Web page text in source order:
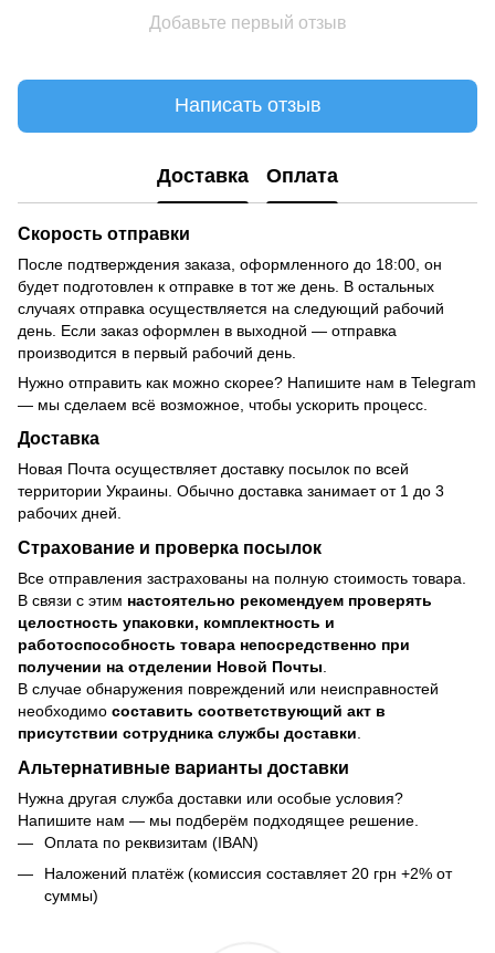
Добавьте первый отзыв
Написать отзыв
Доставка Оплата
Скорость отправки
После подтверждения заказа, оформленного до 18:00, он
будет подготовлен к отправке в тот же день. В остальных
случаях отправка осуществляется на следующий рабочий
день. Если заказ оформлен в выходной — отправка
производится в первый рабочий день.
Нужно отправить как можно скорее? Напишите нам в Telegram
— мы сделаем всё возможное, чтобы ускорить процесс.
Доставка
Новая Почта осуществляет доставку посылок по всей
территории Украины. Обычно доставка занимает от 1 до 3
рабочих дней.
Страхование и проверка посылок
Все отправления застрахованы на полную стоимость товара.
В связи с этим настоятельно рекомендуем проверять
целостность упаковки, комплектность и
работоспособность товара непосредственно при
получении на отделении Новой Почты
В случае обнаружения повреждений или неисправностей
необходимо составить соответствующий акт в
присутствии сотрудника службы доставки
Альтернативные варианты доставки
Нужна другая служба доставки или особые условия?
Напишите нам — мы подберём подходящее решение.
Оплата по реквизитам (IBAN)
Наложений платёж (комиссия составляет 20 грн +2% от
суммы)